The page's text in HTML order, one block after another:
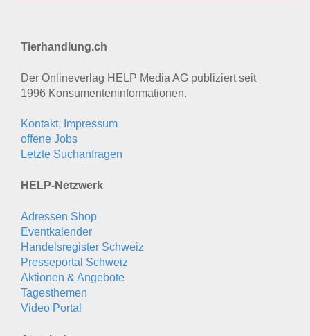
Tierhandlung.ch
Der Onlineverlag HELP Media AG publiziert seit
1996 Konsumenten­informationen.
Kontakt, Impressum
offene Jobs
Letzte Suchanfragen
HELP-Netzwerk
Adressen Shop
Eventkalender
Handelsregister Schweiz
Presseportal Schweiz
Aktionen & Angebote
Tagesthemen
Video Portal